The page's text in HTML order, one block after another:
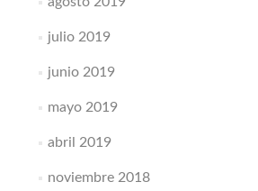
julio 2019
junio 2019
mayo 2019
abril 2019
noviembre 2018